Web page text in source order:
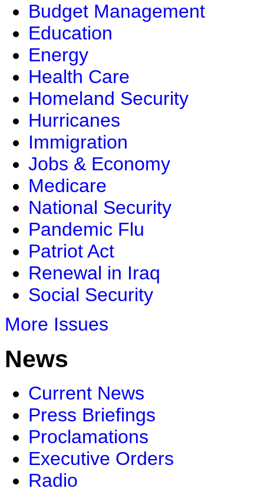
Budget Management
Education
Energy
Health Care
Homeland Security
Hurricanes
Immigration
Jobs & Economy
Medicare
National Security
Pandemic Flu
Patriot Act
Renewal in Iraq
Social Security
More Issues
News
Current News
Press Briefings
Proclamations
Executive Orders
Radio